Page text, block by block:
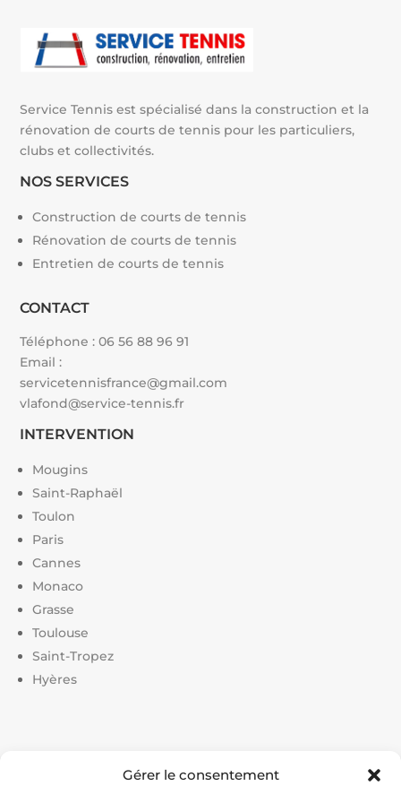
Gérer le consentement
Service Tennis est spécialisé dans la construction et la
rénovation de courts de tennis pour les particuliers,
clubs et collectivités.
NOS SERVICES
Construction de courts de tennis
Rénovation de courts de tennis
Entretien de courts de tennis
CONTACT
Téléphone :06 56 88 96 91
Email :
servicetennisfrance@gmail.com
vlafond@service-tennis.fr
INTERVENTION
Mougins
Saint-Raphaël
Toulon
Paris
Cannes
Monaco
Grasse
Toulouse
Saint-Tropez
Hyères
Liens utiles :